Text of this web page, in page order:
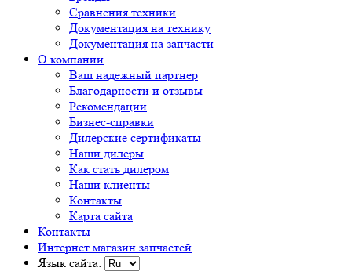
Сравнения техники
Документация на технику
Документация на запчасти
О компании
Ваш надежный партнер
Благодарности и отзывы
Рекомендации
Бизнес-справки
Дилерские сертификаты
Наши дилеры
Как стать дилером
Наши клиенты
Контакты
Карта сайта
Контакты
Интернет магазин запчастей
Язык сайта: